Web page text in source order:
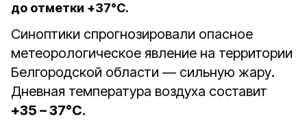
до отметки +37°С.
Синоптики спрогнозировали опасное
метеорологическое явление на территории
Белгородской области — сильную жару.
Дневная температура воздуха составит
+35 – 37°С.